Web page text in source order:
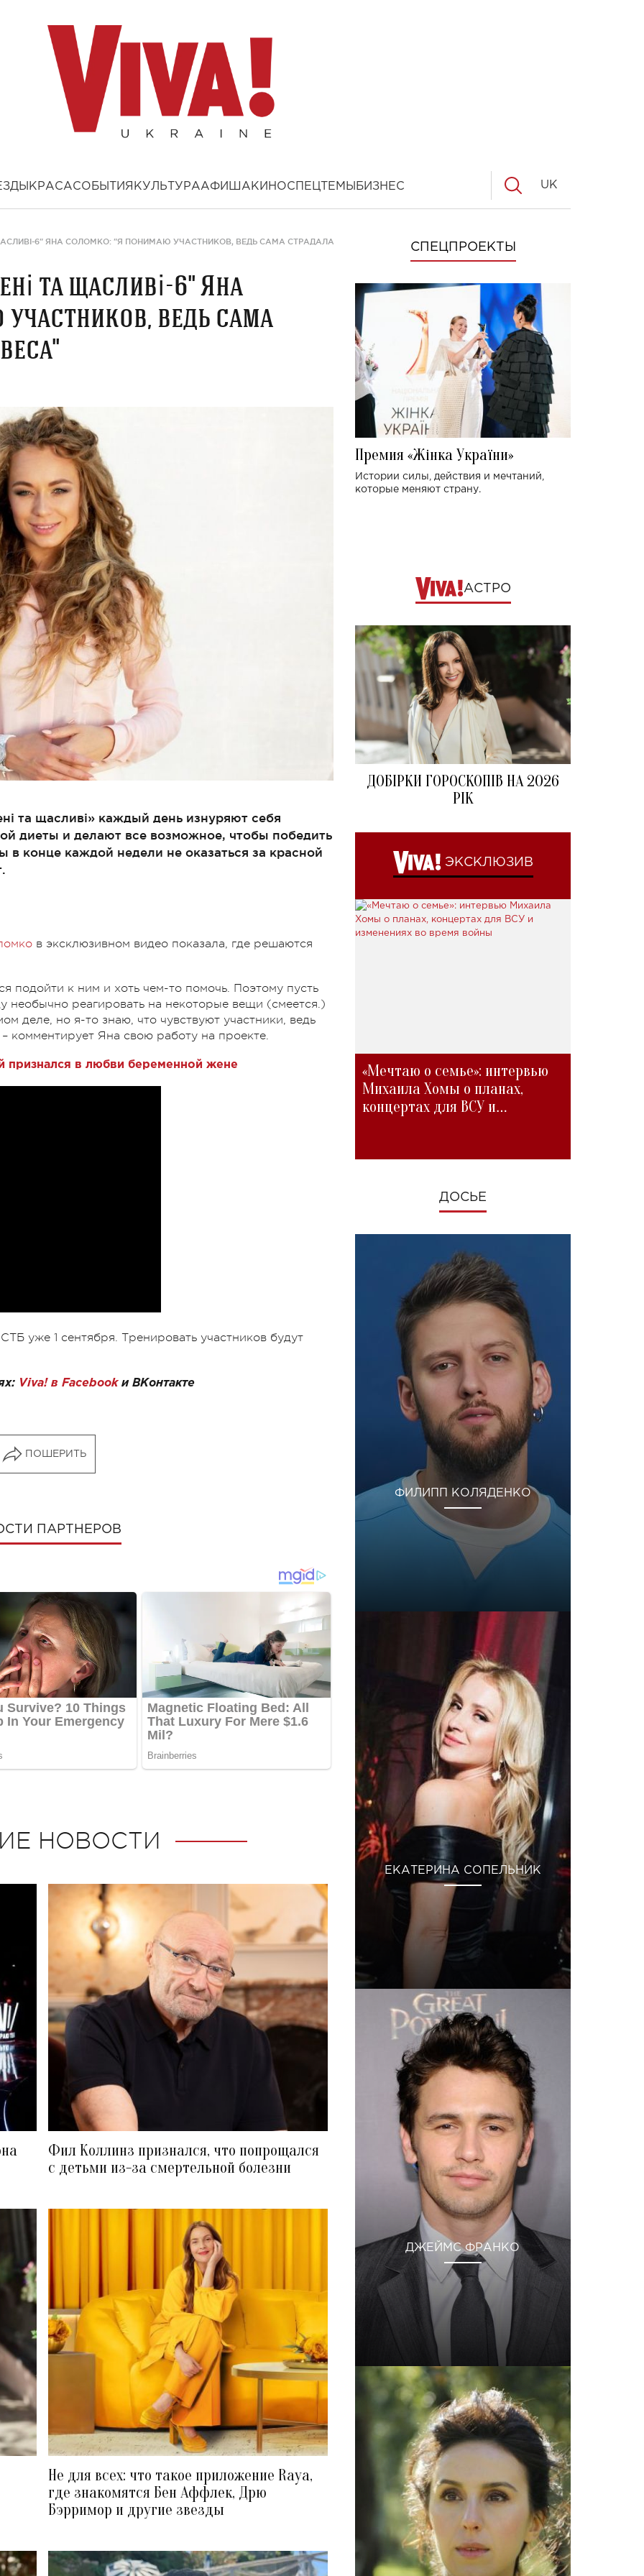
КРАСАСОБЫТИЯ КУЛЬТУРААФИША КИНОСПЕЦТЕМЫ БИЗНЕС UK
6" ЯНА СОЛОМКО: "Я ПОНИМАЮ УЧАСТНИКОВ, ВЕДЬ САМА СТРАДАЛА ОТ ЛИШНЕГО ВЕСА"
та щасливі-6" Яна
ведь сама
та щасливі» каждый день изнуряют себя
диеты и делают все возможное, чтобы победить
в конце каждой недели не оказаться за красной
в эксклюзивном видео показала, где решаются
подойти к ним и хоть чем-то помочь. Поэтому пусть
необычно реагировать на некоторые вещи (смеется.)
деле, но я-то знаю, что чувствуют участники, ведь
комментирует Яна свою работу на проекте.
признался в любви беременной жене
уже 1 сентября. Тренировать участников будут
Viva! в Facebookи ВКонтакте
ПОШЕРИТЬ
ПАРТНЕРОВ
НОВОСТИ
Фил Коллинз признался, что попрощался
с детьми из-за смертельной болезни
Не для всех: что такое приложение Raya,
где знакомятся Бен Аффлек, Дрю
Бэрримор и другие звезды
СПЕЦПРОЕКТЫ
Премия «Жінка України»
Истории силы, действия и мечтаний,
которые меняют страну.
АСТРО
ДОБІРКИ ГОРОСКОПІВ НА 2026
РІК
ЭКСКЛЮЗИВ
«Мечтаю о семье»: интервью
Михаила Хомы о планах,
концертах для ВСУ и
ДОСЬЕ
ФИЛИПП КОЛЯДЕНКО
ЕКАТЕРИНА СОПЕЛЬНИК
ДЖЕЙМС ФРАНКО